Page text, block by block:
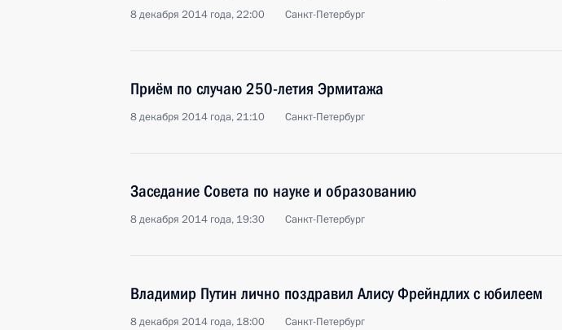
8 декабря 2014 года, 22:00 Санкт-Петербург
Приём по случаю 250-летия Эрмитажа
8 декабря 2014 года, 21:10 Санкт-Петербург
Заседание Совета по науке и образованию
8 декабря 2014 года, 19:30 Санкт-Петербург
Владимир Путин лично поздравил Алису Фрейндлих с юбилеем
8 декабря 2014 года, 18:00 Санкт-Петербург